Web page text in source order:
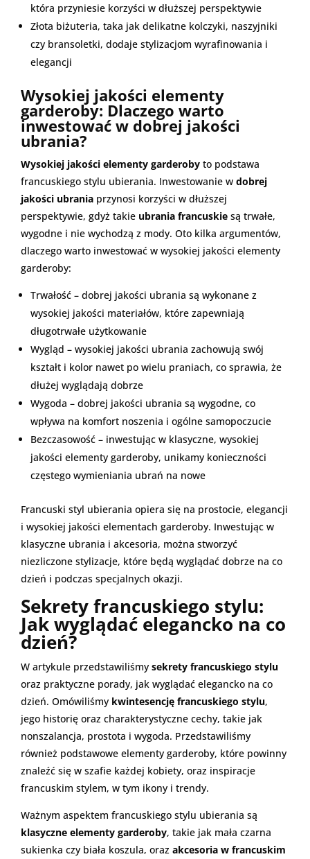
która przyniesie korzyści w dłuższej perspektywie
Złota biżuteria, taka jak delikatne kolczyki, naszyjniki
czy bransoletki, dodaje stylizacjom wyrafinowania i
elegancji
Wysokiej jakości elementy
garderoby: Dlaczego warto
inwestować w dobrej jakości
ubrania?
Wysokiej jakości elementy garderoby to podstawa
francuskiego stylu ubierania. Inwestowanie w dobrej
jakości ubrania przynosi korzyści w dłuższej
perspektywie, gdyż takie ubrania francuskie są trwałe,
wygodne i nie wychodzą z mody. Oto kilka argumentów,
dlaczego warto inwestować w wysokiej jakości elementy
garderoby:
Trwałość – dobrej jakości ubrania są wykonane z
wysokiej jakości materiałów, które zapewniają
długotrwałe użytkowanie
Wygląd – wysokiej jakości ubrania zachowują swój
kształt i kolor nawet po wielu praniach, co sprawia, że
dłużej wyglądają dobrze
Wygoda – dobrej jakości ubrania są wygodne, co
wpływa na komfort noszenia i ogólne samopoczucie
Bezczasowość – inwestując w klasyczne, wysokiej
jakości elementy garderoby, unikamy konieczności
częstego wymieniania ubrań na nowe
Francuski styl ubierania opiera się na prostocie, elegancji
i wysokiej jakości elementach garderoby. Inwestując w
klasyczne ubrania i akcesoria, można stworzyć
niezliczone stylizacje, które będą wyglądać dobrze na co
dzień i podczas specjalnych okazji.
Sekrety francuskiego stylu:
Jak wyglądać elegancko na co
dzień?
W artykule przedstawiliśmy sekrety francuskiego stylu
oraz praktyczne porady, jak wyglądać elegancko na co
dzień. Omówiliśmy kwintesencję francuskiego stylu,
jego historię oraz charakterystyczne cechy, takie jak
nonszalancja, prostota i wygoda. Przedstawiliśmy
również podstawowe elementy garderoby, które powinny
znaleźć się w szafie każdej kobiety, oraz inspiracje
francuskim stylem, w tym ikony i trendy.
Ważnym aspektem francuskiego stylu ubierania są
klasyczne elementy garderoby, takie jak mała czarna
sukienka czy biała koszula, oraz akcesoria w francuskim